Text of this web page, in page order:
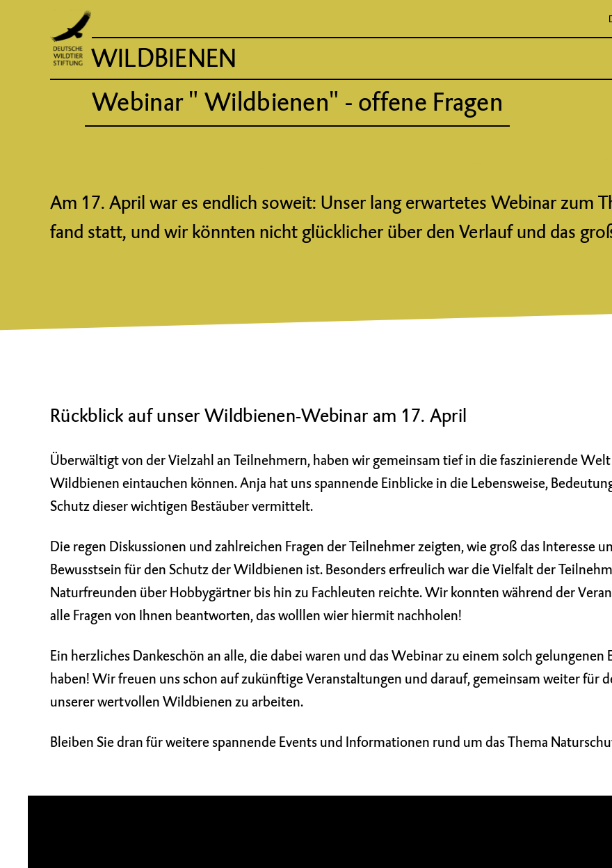
WILDBIENEN
Webinar " Wildbienen" - offene Fragen
Am 17. April war es endlich soweit: Unser lang erwartetes Webinar zum
fand statt, und wir könnten nicht glücklicher über den Verlauf und das
Rückblick auf unser Wildbienen-Webinar am 17. April
Überwältigt von der Vielzahl an Teilnehmern, haben wir gemeinsam tief in die faszinierende
Wildbienen eintauchen können. Anja hat uns spannende Einblicke in die Lebensweise,
Schutz dieser wichtigen Bestäuber vermittelt.
Die regen Diskussionen und zahlreichen Fragen der Teilnehmer zeigten, wie groß das Interesse
Bewusstsein für den Schutz der Wildbienen ist. Besonders erfreulich war die Vielfalt der
Naturfreunden über Hobbygärtner bis hin zu Fachleuten reichte. Wir konnten während der
alle Fragen von Ihnen beantworten, das wolllen wier hiermit nachholen!
Ein herzliches Dankeschön an alle, die dabei waren und das Webinar zu einem solch gelungenen
haben! Wir freuen uns schon auf zukünftige Veranstaltungen und darauf, gemeinsam weiter für
unserer wertvollen Wildbienen zu arbeiten.
Bleiben Sie dran für weitere spannende Events und Informationen rund um das Thema